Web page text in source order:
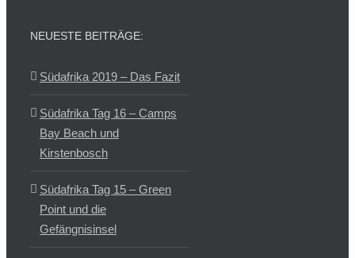
NEUESTE BEITRÄGE:
Südafrika 2019 – Das Fazit
Südafrika Tag 16 – Camps
Bay Beach und
Kirstenbosch
Südafrika Tag 15 – Green
Point und die
Gefängnisinsel